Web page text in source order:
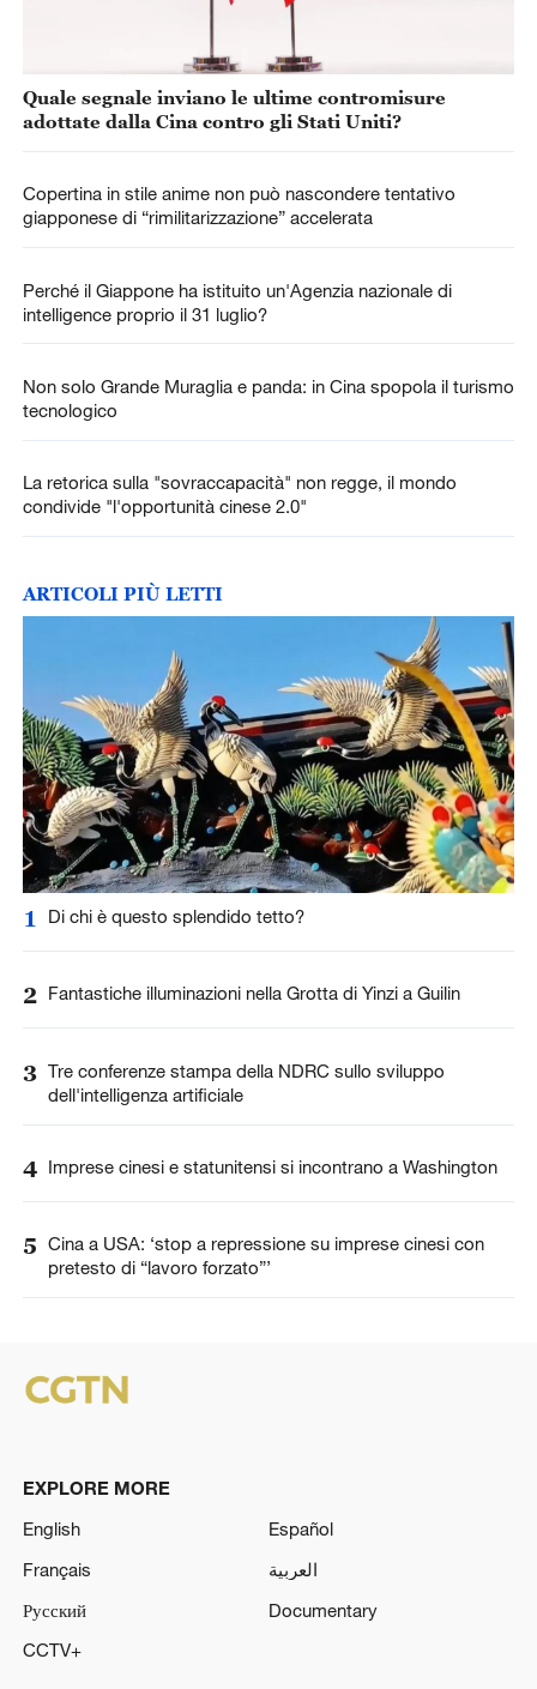
Quale segnale inviano le ultime contromisure
adottate dalla Cina contro gli Stati Uniti?
Copertina in stile anime non può nascondere tentativo
giapponese di “rimilitarizzazione” accelerata
Perché il Giappone ha istituito un'Agenzia nazionale di
intelligence proprio il 31 luglio?
Non solo Grande Muraglia e panda: in Cina spopola il turismo
tecnologico
La retorica sulla "sovraccapacità" non regge, il mondo
condivide "l'opportunità cinese 2.0"
ARTICOLI PIÙ LETTI
1 Di chi è questo splendido tetto?
2 Fantastiche illuminazioni nella Grotta di Yinzi a Guilin
3 Tre conferenze stampa della NDRC sullo sviluppo
dell'intelligenza artificiale
4 Imprese cinesi e statunitensi si incontrano a Washington
5 Cina a USA: ‘stop a repressione su imprese cinesi con
pretesto di “lavoro forzato”’
EXPLORE MORE
English
Español
Français
العربية
Русский
Documentary
CCTV+